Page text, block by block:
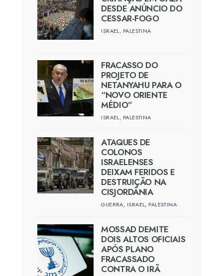
DESDE ANÚNCIO DO
CESSAR-FOGO
ISRAEL, PALESTINA
FRACASSO DO
PROJETO DE
NETANYAHU PARA O
“NOVO ORIENTE
MÉDIO”
ISRAEL, PALESTINA
ATAQUES DE
COLONOS
ISRAELENSES
DEIXAM FERIDOS E
DESTRUIÇÃO NA
CISJORDÂNIA
GUERRA, ISRAEL, PALESTINA
MOSSAD DEMITE
DOIS ALTOS OFICIAIS
APÓS PLANO
FRACASSADO
CONTRA O IRÃ